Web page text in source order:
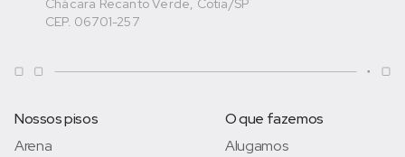
Chácara Recanto Verde, Cotia/SP
CEP. 06701-257
Nossos pisos
Arena
O que fazemos
Alugamos